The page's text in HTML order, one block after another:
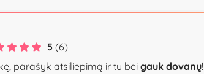
5 (6)
parašyk atsiliepimą ir tu bei gauk dovanų!